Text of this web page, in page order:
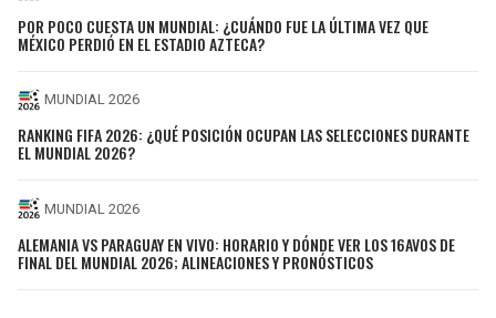
POR POCO CUESTA UN MUNDIAL: ¿CUÁNDO FUE LA ÚLTIMA VEZ QUE
MÉXICO PERDIÓ EN EL ESTADIO AZTECA?
MUNDIAL 2026
RANKING FIFA 2026: ¿QUÉ POSICIÓN OCUPAN LAS SELECCIONES DURANTE
EL MUNDIAL 2026?
MUNDIAL 2026
ALEMANIA VS PARAGUAY EN VIVO: HORARIO Y DÓNDE VER LOS 16AVOS DE
FINAL DEL MUNDIAL 2026; ALINEACIONES Y PRONÓSTICOS